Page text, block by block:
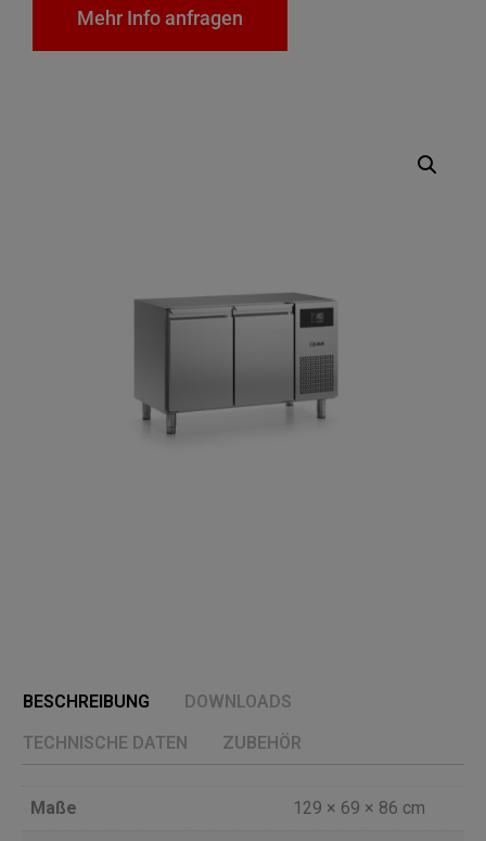
Mehr Info anfragen
BESCHREIBUNG
DOWNLOADS
TECHNISCHE DATEN
ZUBEHÖR
Maße 129 × 69 × 86 cm